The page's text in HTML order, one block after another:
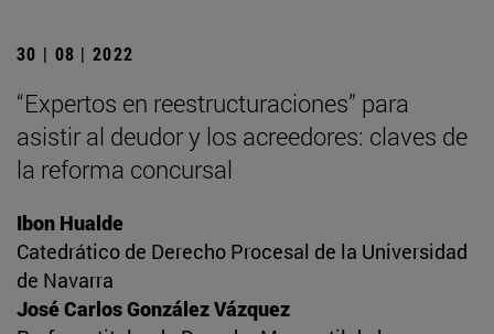
30 | 08 | 2022
“Expertos en reestructuraciones” para
asistir al deudor y los acreedores: claves de
la reforma concursal
Ibon Hualde
Catedrático de Derecho Procesal de la Universidad
de Navarra
José Carlos González Vázquez